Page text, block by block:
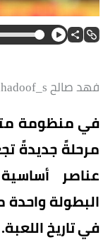
فهد صالح fahadoof_s@
مرحلةً جديدةً
عناصر
البطولة واحدة
في تاريخ اللعبة.